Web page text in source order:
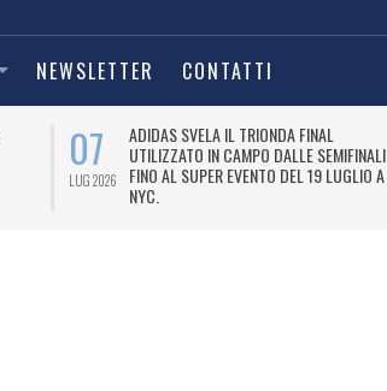
NEWSLETTER CONTATTI
07
LUG 2026
ADIDAS SVELA IL TRIONDA FINAL
UTILIZZATO IN CAMPO DALLE SEMIFINALI
FINO AL SUPER EVENTO DEL 19 LUGLIO A
NYC.